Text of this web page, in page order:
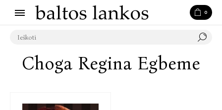
0
Choga Regina Egbeme